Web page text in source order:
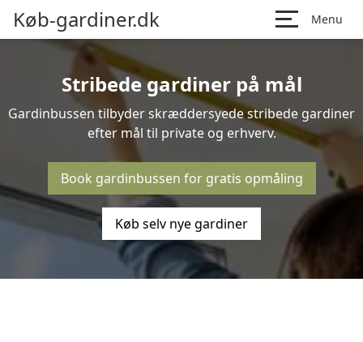
Køb-gardiner.dk Menu
Stribede gardiner på mål
Gardinbussen tilbyder skræddersyede stribede gardiner
efter mål til private og erhverv.
Book gardinbussen for gratis opmåling
Køb selv nye gardiner